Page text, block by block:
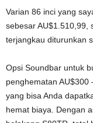
Varian 86 inci yang
sebesar AU$1.510,99,
terjangkau diturunkan
Opsi Soundbar untuk
penghematan AU$300
yang bisa Anda
hemat biaya. Dengan